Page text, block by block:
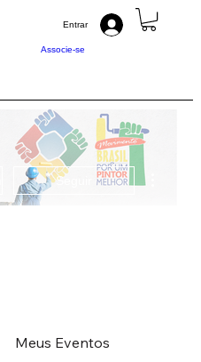
Associe-se
Entrar
Seguir
Meus Eventos